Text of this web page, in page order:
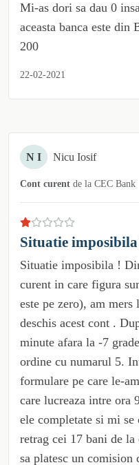
Mi-as dori sa dau 0
aceasta banca este
200
22-02-2021
N I Nicu Iosif
Cont curent de la CEC Bank
Situatie
Situatie imposibila !
curent in care figura
este pe zero), am mers
deschis acest cont .
minute afara la -7
ordine cu numarul 5.
formulare pe care le-
care lucreaza intre ora
ele completate si mi se
retrag cei 17 bani de la
sa platesc un comision